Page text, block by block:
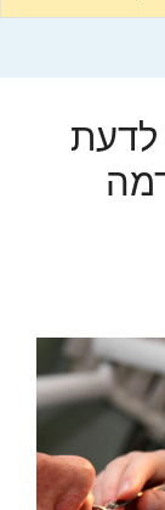
לדעת